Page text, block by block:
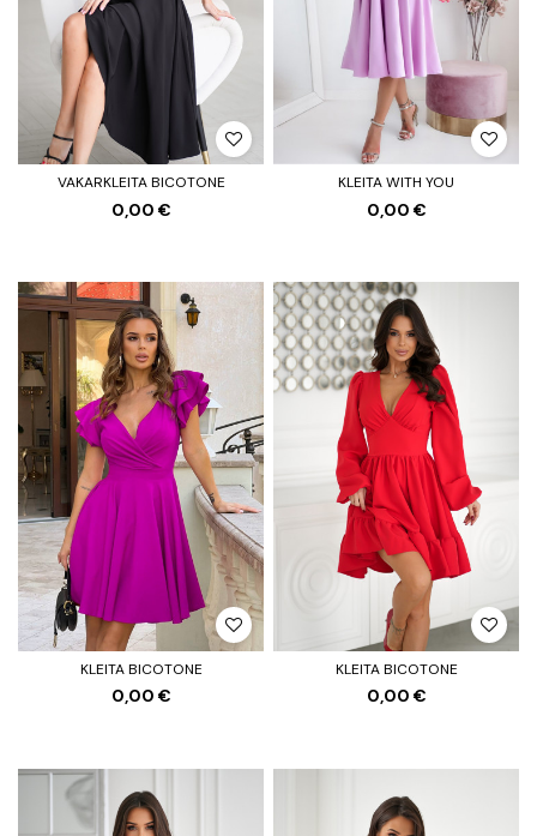
VAKARKLEITA BICOTONE
0,00 €
KLEITA WITH YOU
0,00 €
KLEITA BICOTONE
0,00 €
KLEITA BICOTONE
0,00 €